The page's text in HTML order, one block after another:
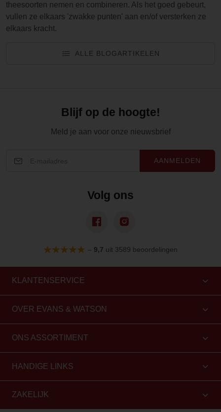
theesoorten nemen en combineren. Als het goed gebeurt,
vullen ze elkaars 'zwakke punten' aan en/of versterken ze
elkaars kracht.
ALLE BLOGARTIKELEN
Blijf op de hoogte!
Meld je aan voor onze nieuwsbrief
AANMELDEN
Volg ons
– 9,7 uit 3589 beoordelingen
KLANTENSERVICE
OVER EVANS & WATSON
ONS ASSORTIMENT
HANDIGE LINKS
ZAKELIJK